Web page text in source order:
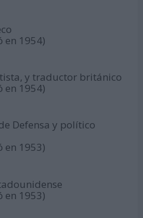
en 1954)
y traductor británico
en 1954)
Defensa y político
en 1953)
en 1953)